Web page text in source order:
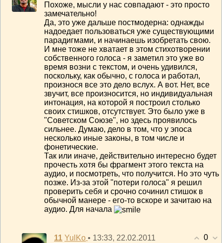
Похоже, мысли у нас совпадают - это просто
замечательно!
Да, это уже дальше постмодерна: однажды
надоедает пользоваться уже существующими
парадигмами, и начинаешь изобретать свою.
И мне тоже не хватает в этом стихотворении
собственного голоса - я заметил это уже во
время возни с текстом, и очень удивился,
поскольку, как обычно, с голоса и работал,
произнося все это дело вслух. А вот. Нет, все
звучит, все произносится, но индивидуальная
интонация, на которой я построил столько
своих стишков, отсутствует. Это было уже в
"Советском Союзе", но здесь проявилось
сильнее. Думаю, дело в том, что у эпоса
несколько иные законы, в том числе и
фонетические.
Так или иначе, действительно интересно будет
прочесть хотя бы фрагмент этого текста на
аудио, и посмотреть, что получится. Но это чуть
позже. Из-за этой "потери голоса" я решил
проверить себя и срочно сочинил стишок в
обычной манере - его-то вскоре и зачитаю на
аудио. Для начала
0
11 YulKo • 13:33, 22.02.2011